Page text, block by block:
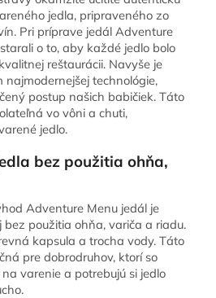
jedla, pripraveného zo
Pri príprave jedál Adventure
o to, aby každé jedlo bolo
reštaurácii. Navyše je
najmodernejšej technológie,
postup našich babičiek. Táto
vo vôni a chuti,
jedlo.
bez použitia ohňa,
Adventure Menu jedál je
bez použitia ohňa, variča a riadu.
kapsula a trocha vody. Táto
pre dobrodruhov, ktorí so
varenie a potrebujú si jedlo